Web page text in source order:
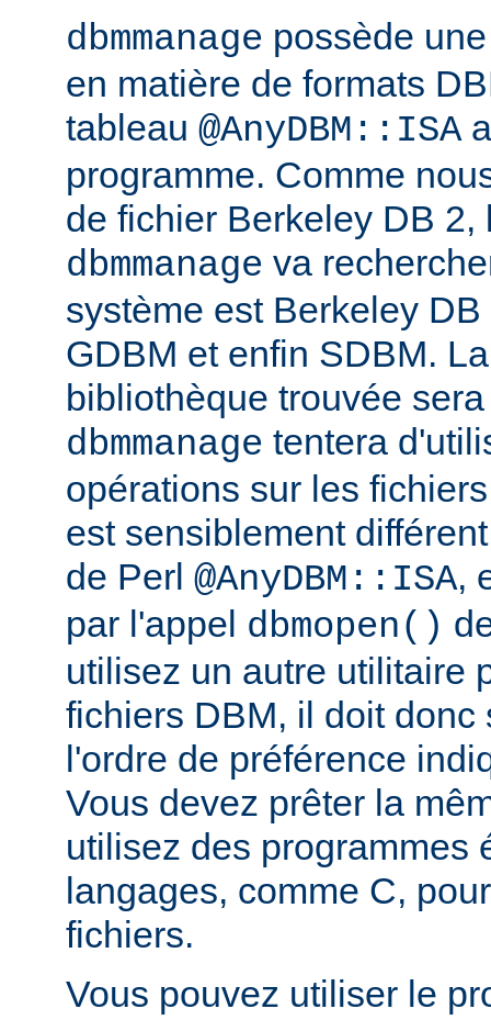
dbmmanage possède
en matière de formats
tableau @AnyDBM::ISA
programme. Comme
de fichier Berkeley DB
dbmmanage va
système est Berkeley
GDBM et enfin SDBM.
bibliothèque trouvée
dbmmanage tentera
opérations sur les
est sensiblement
de Perl @AnyDBM::ISA,
par l'appel dbmopen()
utilisez un autre utilitaire
fichiers DBM, il doit donc
l'ordre de préférence
Vous devez prêter la
utilisez des programmes
langages, comme C,
fichiers.
Vous pouvez utiliser le